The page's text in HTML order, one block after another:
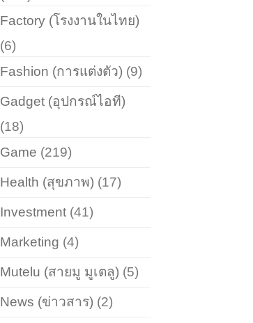
Factory (โรงงานในไทย)
(6)
Fashion (การแต่งตัว) (9)
Gadget (อุปกรณ์ไอที)
(18)
Game (219)
Health (สุขภาพ) (17)
Investment(41)
Marketing (4)
Mutelu (สายมู มูเตลู) (5)
News (ข่าวสาร) (2)